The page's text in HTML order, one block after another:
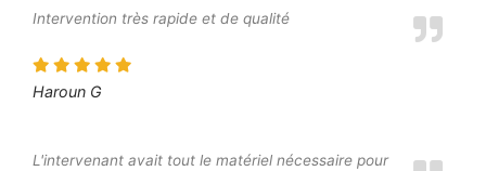
Intervention très rapide et de qualité
Haroun G
L'intervenant avait tout le matériel nécessaire pour